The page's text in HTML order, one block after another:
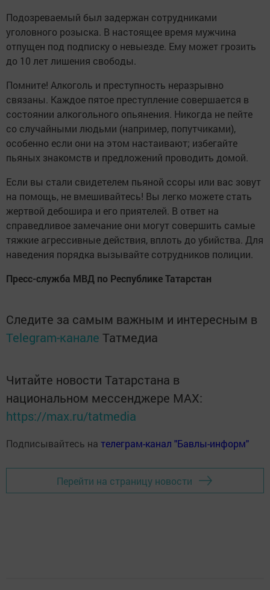
Подозреваемый был задержан сотрудниками
уголовного розыска. В настоящее время мужчина
отпущен под подписку о невыезде. Ему может грозить
до 10 лет лишения свободы.
Помните! Алкоголь и преступность неразрывно
связаны. Каждое пятое преступление совершается в
состоянии алкогольного опьянения. Никогда не пейте
со случайными людьми (например, попутчиками),
особенно если они на этом настаивают; избегайте
пьяных знакомств и предложений проводить домой.
Если вы стали свидетелем пьяной ссоры или вас зовут
на помощь, не вмешивайтесь! Вы легко можете стать
жертвой дебошира и его приятелей. В ответ на
справедливое замечание они могут совершить самые
тяжкие агрессивные действия, вплоть до убийства. Для
наведения порядка вызывайте сотрудников полиции.
Пресс-служба МВД по Республике Татарстан
Следите за самым важным и интересным в
Telegram-канале Татмедиа
Читайте новости Татарстана в
национальном мессенджере MАХ:
https://max.ru/tatmedia
Подписывайтесь на телеграм-канал "Бавлы-информ"
Перейти на страницу новости